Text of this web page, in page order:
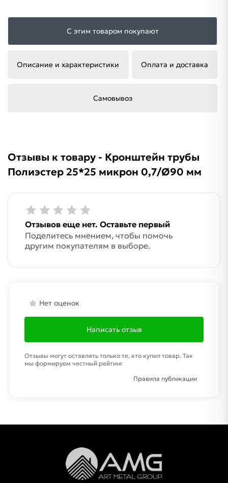
С этим товаром покупают
Описание и характеристики Оплата и доставка
Самовывоз
Отзывы к товару - Кронштейн трубы
Полиэстер 25*25 микрон 0,7/Ø90 мм
Отзывов еще нет. Оставьте первый
Поделитесь мнением, чтобы помочь
другим покупателям в выборе.
Нет оценок
Написать отзыв
Отзывы могут оставлять только те, кто купил товар. Так
мы формируем честный рейтинг
Правила публикации